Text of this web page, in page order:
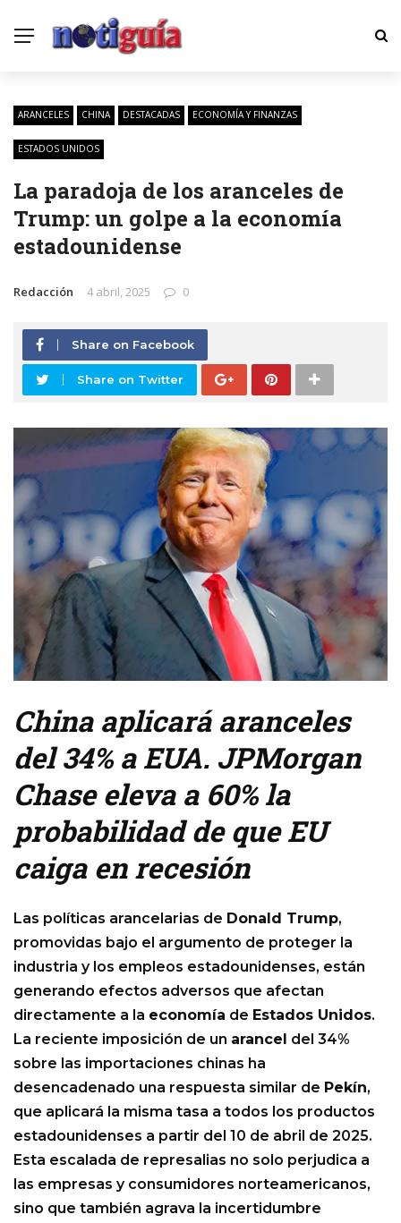
ARANCELES CHINA DESTACADAS ECONOMÍA Y FINANZAS
ESTADOS UNIDOS
La paradoja de los aranceles de
Trump: un golpe a la economía
estadounidense
Redacción 4 abril, 2025 0
Share on Facebook
Share on Twitter
China aplicará aranceles
del 34% a EUA. JPMorgan
Chase eleva a 60% la
probabilidad de que EU
caiga en recesión
Las políticas arancelarias de Donald Trump,
promovidas bajo el argumento de proteger la
industria y los empleos estadounidenses, están
generando efectos adversos que afectan
directamente a la economía de Estados Unidos.
La reciente imposición de un arancel del 34%
sobre las importaciones chinas ha
desencadenado una respuesta similar de Pekín,
que aplicará la misma tasa a todos los productos
estadounidenses a partir del 10 de abril de 2025.
Esta escalada de represalias no solo perjudica a
las empresas y consumidores norteamericanos,
sino que también agrava la incertidumbre